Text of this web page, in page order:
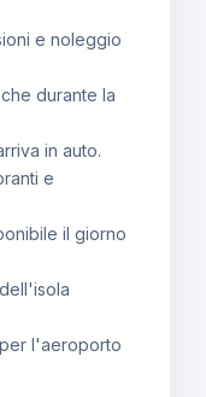
e noleggio
durante la
in auto.
e
il giorno
l'aeroporto